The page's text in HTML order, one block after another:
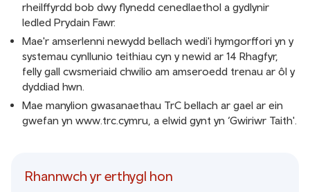
rheilffyrdd bob dwy flynedd cenedlaethol a gydlynir
ledled Prydain Fawr.
Mae'r amserlenni newydd bellach wedi'i hymgorffori yn y
systemau cynllunio teithiau cyn y newid ar 14 Rhagfyr,
felly gall cwsmeriaid chwilio am amseroedd trenau ar ôl y
dyddiad hwn.
Mae manylion gwasanaethau TrC bellach ar gael ar ein
gwefan yn www.trc.cymru , a elwid gynt yn ‘Gwiriwr Taith'.
Rhannwch yr erthygl hon